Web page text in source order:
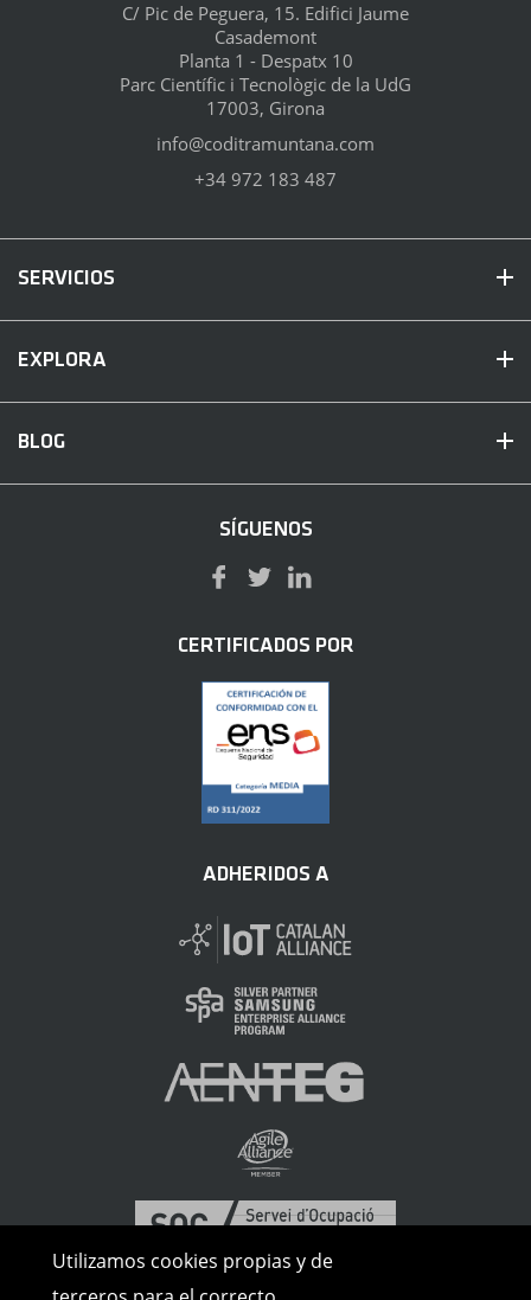
Utilizamos cookies propias y de
C/ Pic de Peguera, 15. Edifici Jaume
Casademont
Planta 1 - Despatx 10
Parc Científic i Tecnològic de la UdG
17003, Girona
info@coditramuntana.com
+34 972 183 487
SERVICIOS
EXPLORA
BLOG
SÍGUENOS
CERTIFICADOS POR
ADHERIDOS A